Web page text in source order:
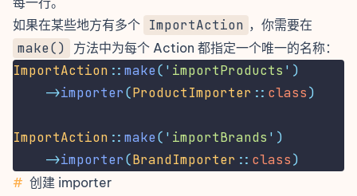
如果在某些地方有多个 ImportAction ，你需要在
make() 方法中为每个 Action 都指定一个唯一的名称：
ImportAction :: make( ' importProducts ' )
->importer(ProductImporter :: class)
ImportAction :: make( ' importBrands ' )
->importer(BrandImporter :: class)
# 创建 importer